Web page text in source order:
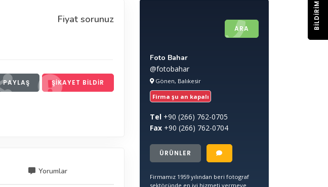
Fiyat sorunuz
PAYLAŞ ŞIKAYET BILDIR
Yorumlar
ARA
Foto Bahar
@fotobahar
Gönen, Balıkesir
Firma şu an kapalı
Tel +90 (266) 762-0705
Fax +90 (266) 762-0704
ÜRÜNLER
Firmamız 1959 yılından beri fotograf
sektöründe en iyi hizmeti vermeye
BILDIRIM